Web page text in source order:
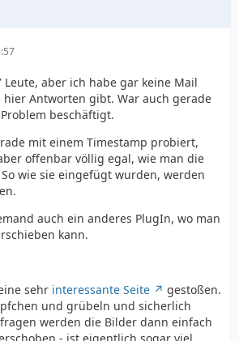
Leute, aber ich habe gar keine Mail
hier Antworten gibt. War auch gerade
beschäftigt.
mit einem Timestamp probiert,
offenbar völlig egal, wie man die
wie sie eingefügt wurden, werden
auch ein anderes PlugIn, wo man
kann.
sehr interessante Seite
gestoßen.
und grübeln und sicherlich
werden die Bilder dann einfach
- ist eigentlich sogar viel